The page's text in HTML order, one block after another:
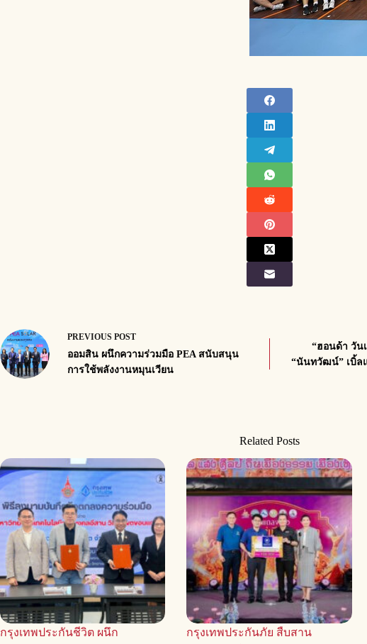
PREVIOUS POST
ออมสิน ผนึกความร่วมมือ PEA สนับสนุน
การใช้พลังงานหมุนเวียน
“ฮอนด้า วัน
“นันทวัฒน์” เบิ้ล
Related Posts
กรุงเทพประกันชีวิต ผนึก กรุงเทพประกันภัย สืบสาน